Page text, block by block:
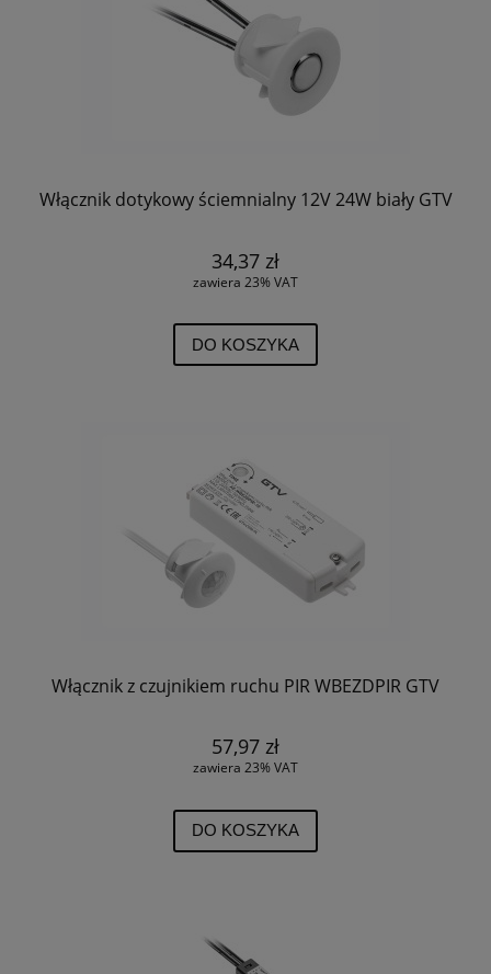
Włącznik dotykowy ściemnialny 12V 24W biały GTV
34,37 zł
zawiera 23% VAT
DO KOSZYKA
Włącznik z czujnikiem ruchu PIR WBEZDPIR GTV
57,97 zł
zawiera 23% VAT
DO KOSZYKA